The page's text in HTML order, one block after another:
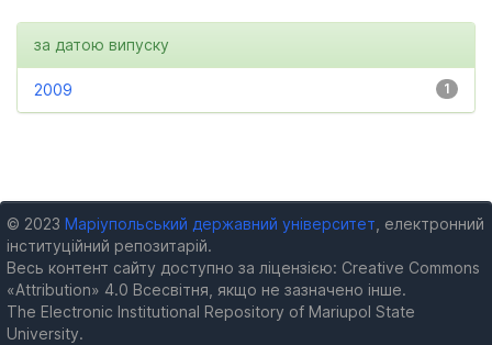
за датою випуску
1
2009
© 2023 Маріупольський державний університет , електронний
інституційний репозитарій.
Весь контент сайту доступно за ліцензією: Creative Commons
«Attribution» 4.0 Всесвітня, якщо не зазначено інше.
The Electronic Institutional Repository of Mariupol State
University.